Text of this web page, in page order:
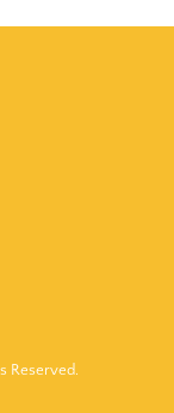
Reserved.